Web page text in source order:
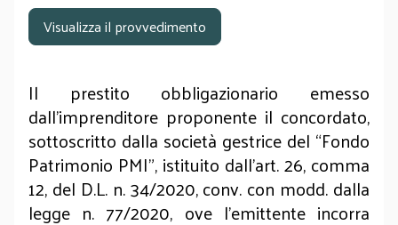
Visualizza il provvedimento
Il prestito obbligazionario emesso
dall’imprenditore proponente il concordato,
sottoscritto dalla società gestrice del “Fondo
Patrimonio PMI”, istituito dall’art. 26, comma
12, del D.L. n. 34/2020, conv. con modd. dalla
legge n. 77/2020, ove l’emittente incorra